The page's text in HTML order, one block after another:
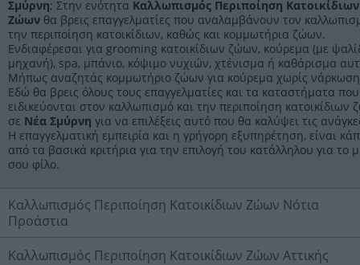
Σμύρνη; Στην ενότητα Καλλωπισμός Περιποίηση Κατοικίδιων
Ζώων θα βρεις επαγγελματίες που αναλαμβάνουν τον
την περιποίηση κατοικίδιων, καθώς και κομμωτήρια ζώων.
Ενδιαφέρεσαι για grooming κατοικίδιων ζώων, κούρεμα (με
μηχανή), spa, μπάνιο, κόψιμο νυχιών, χτένισμα ή καθάρισμα
Μήπως αναζητάς κομμωτήριο ζώων για κούρεμα χωρίς
Εδώ θα βρεις όλους τους επαγγελματίες και τα καταστήματα που
ειδικεύονται στον καλλωπισμό και την περιποίηση κατοικίδιων
σε Νέα Σμύρνη για να επιλέξεις αυτό που θα καλύψει τις
Η επαγγελματική εμπειρία και η γρήγορη εξυπηρέτηση, είναι
από τα βασικά κριτήρια για την επιλογή του κατάλληλου για το
σου φίλο.
Καλλωπισμός Περιποίηση Κατοικίδιων Ζώων Νότια
Προάστια
Καλλωπισμός Περιποίηση Κατοικίδιων Ζώων Αττικής